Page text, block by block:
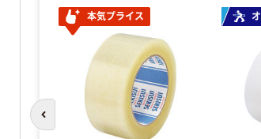
本気プライス
前のスライドへ